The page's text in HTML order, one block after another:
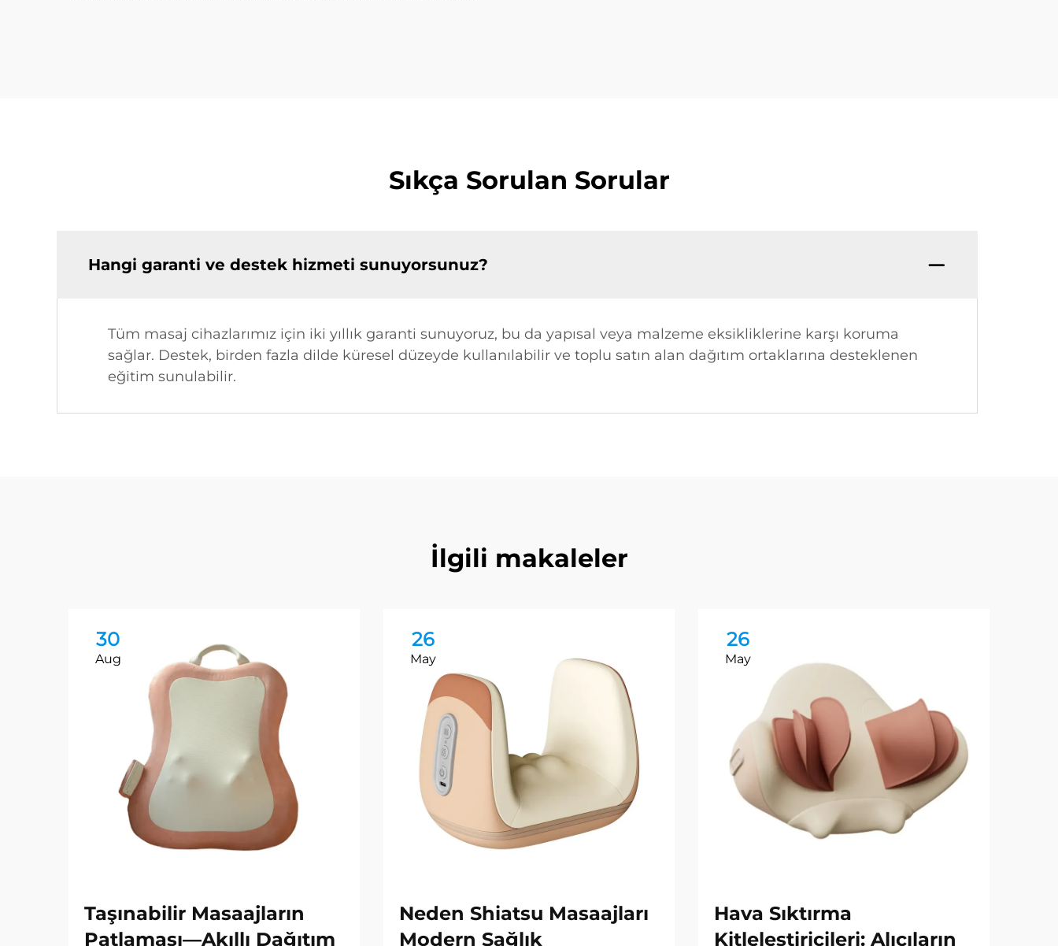
Sıkça Sorulan Sorular
Hangi garanti ve destek hizmeti sunuyorsunuz?
Tüm masaj cihazlarımız için iki yıllık garanti sunuyoruz, bu da yapısal veya malzeme eksikliklerine karşı koruma
sağlar. Destek, birden fazla dilde küresel düzeyde kullanılabilir ve toplu satın alan dağıtım ortaklarına desteklenen
eğitim sunulabilir.
İlgili makaleler
30
Aug
Taşınabilir Masaajların
Patlaması—Akıllı Dağıtım
26
May
Neden Shiatsu Masaajları
Modern Sağlık
26
May
Hava Sıktırma
Kitleleştiricileri: Alıcıların